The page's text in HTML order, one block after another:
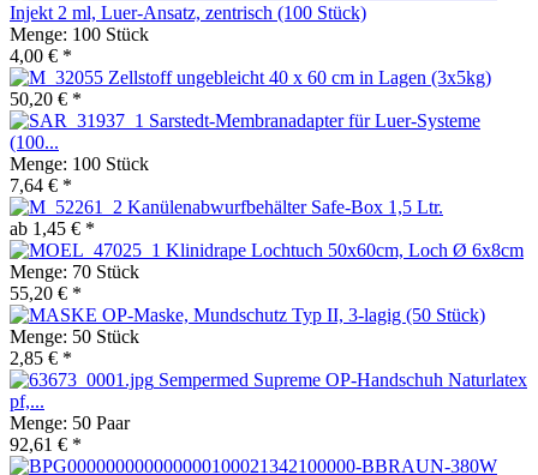
Injekt 2 ml, Luer-Ansatz, zentrisch (100 Stück)
Menge: 100 Stück
4,00 € *
Zellstoff ungebleicht 40 x 60 cm in Lagen (3x5kg)
50,20 € *
Sarstedt-Membranadapter für Luer-Systeme
(100...
Menge: 100 Stück
7,64 € *
Kanülenabwurfbehälter Safe-Box 1,5 Ltr.
ab 1,45 € *
Klinidrape Lochtuch 50x60cm, Loch Ø 6x8cm
Menge: 70 Stück
55,20 € *
OP-Maske, Mundschutz Typ II, 3-lagig (50 Stück)
Menge: 50 Stück
2,85 € *
Sempermed Supreme OP-Handschuh Naturlatex
pf,...
Menge: 50 Paar
92,61 € *